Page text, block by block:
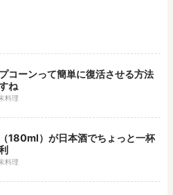
コーンって簡単に復活させる方法
ね
料理
（180ml）が日本酒でちょっと一杯
料理